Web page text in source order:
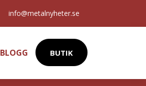
info@metalnyheter.se
BLOGG BUTIK